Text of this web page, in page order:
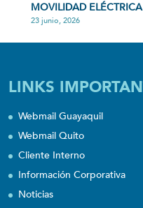
MOVILIDAD
23 junio, 2026
LINKS
Webmail Guayaquil
Webmail Quito
Cliente Interno
Información Corporativa
Noticias